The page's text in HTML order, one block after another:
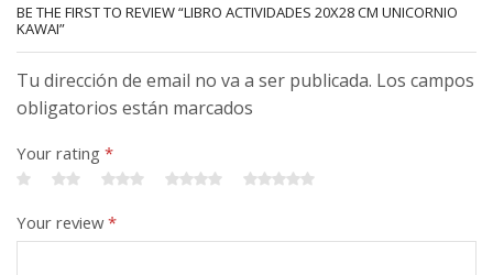
BE THE FIRST TO REVIEW “LIBRO ACTIVIDADES 20X28 CM UNICORNIO
KAWAI”
Tu dirección de email no va a ser publicada. Los campos
obligatorios están marcados
Your rating *
Your review*